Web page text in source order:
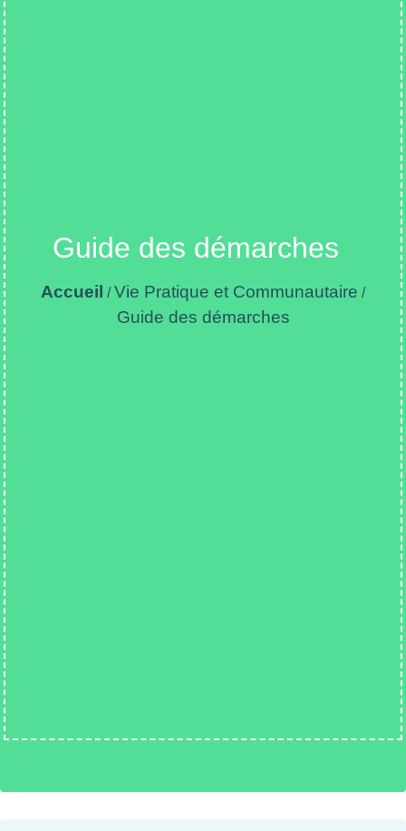
Guide des démarches
Accueil /Vie Pratique et Communautaire /
Guide des démarches